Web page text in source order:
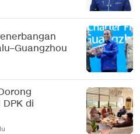
di